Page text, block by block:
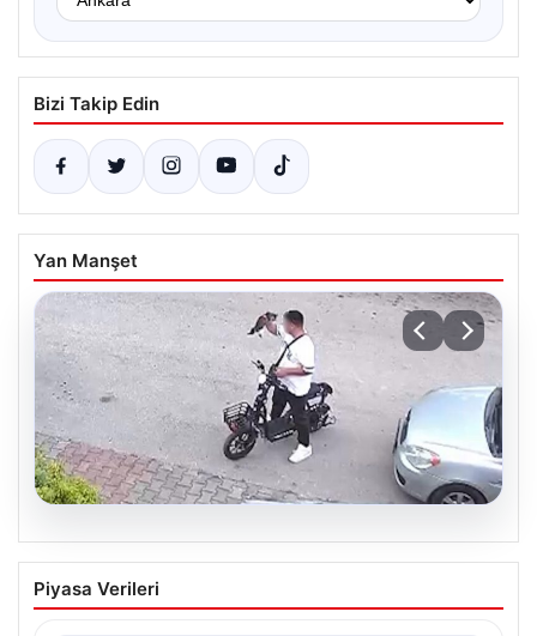
Bizi Takip Edin
Yan Manşet
Bolu’da Vahşet: Yavru Kediye İşlenen
İğrenç Olay Kameralara Yansıdı
Piyasa Verileri